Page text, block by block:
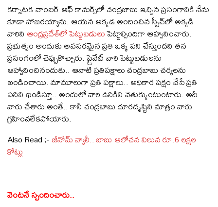
కర్నాటక చాంబర్ ఆఫ్ కామర్స్‌లో చంద్రబాబు ఇచ్చిన ప్రసంగానికి నేను
కూడా హాజరయ్యాను. ఆయన అక్కడ అందించిన స్పీచ్‌లో అక్కడి
వారిని ఆంధ్రప్రదేశ్‌లో పెట్టుబడులుపెట్టాల్సిందిగా ఆహ్వనించారు.
ప్రభుత్వం అందుకు అవసరమైన ప్రతి ఒక్క పని చేస్తుందని తన
ప్రసంగంలో చెప్పుకొచ్చారు. ప్రైవేట్ వారి పెట్టుబడులను
ఆహ్వానించినందుకు.. ఆనాటి ప్రతిపక్షాలు చంద్రబాబు చర్యలను
ఖండించాయి. మామూలుగా ప్రతి పక్షాలు.. అధికార పక్షం చేసే ప్రతి
పనిని ఖండిస్తూ.. అందులో వారి ఉనికిని వెతుక్కుంటుంటారు. అదీ
వారు చేశారు అంతే.. కానీ చంద్రబాబు దూరదృష్టిని మాత్రం వారు
గ్రహించలేకపోయారు.
Also Read ;-జీనోమ్ వ్యాలీ.. బాబు ఆలోచన విలువ రూ.6 లక్షల
కోట్లు
వెంటనే స్పందించారు..